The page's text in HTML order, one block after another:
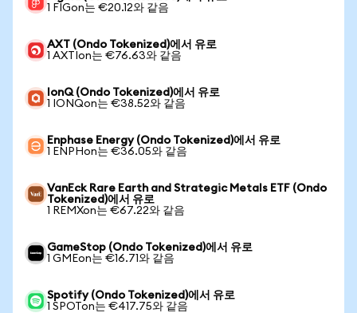
1 FIGon는 €20.12와 같음
AXT (Ondo Tokenized)에서 유로
1 AXTIon는 €76.63와 같음
IonQ (Ondo Tokenized)에서 유로
1 IONQon는 €38.52와 같음
Enphase Energy (Ondo Tokenized)에서 유로
1 ENPHon는 €36.05와 같음
VanEck Rare Earth and Strategic Metals ETF (Ondo
Tokenized)에서 유로
1 REMXon는 €67.22와 같음
GameStop (Ondo Tokenized)에서 유로
1 GMEon는 €16.71와 같음
Spotify (Ondo Tokenized)에서 유로
1 SPOTon는 €417.75와 같음